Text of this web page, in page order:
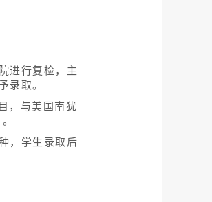
进行复检，主
录取。
，与美国南犹
，学生录取后